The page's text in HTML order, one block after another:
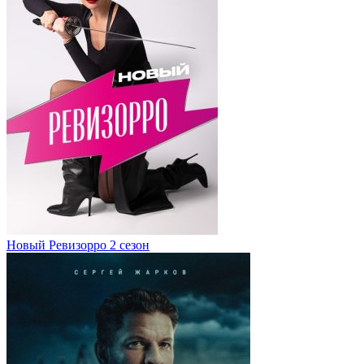
Новый Ревизорро 2 сезон